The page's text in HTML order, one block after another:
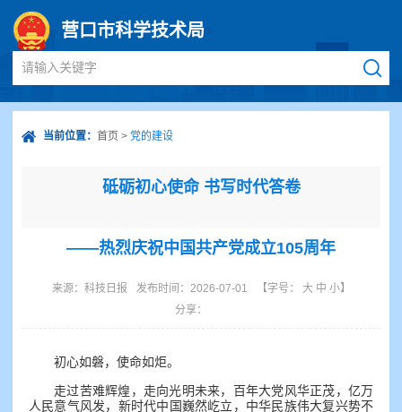
营口市科学技术局
请输入关键字
当前位置： 首页 > 党的建设
砥砺初心使命 书写时代答卷
——热烈庆祝中国共产党成立105周年
来源： 科技日报 发布时间：2026-07-01 【字号： 大 中 小】
分享：
初心如磐，使命如炬。
走过苦难辉煌，走向光明未来，百年大党风华正茂，亿万
人民意气风发，新时代中国巍然屹立，中华民族伟大复兴势不